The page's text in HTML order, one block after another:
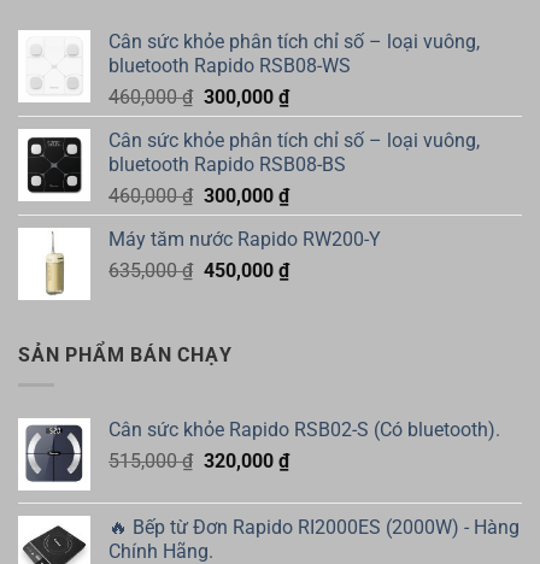
Cân sức khỏe phân tích chỉ số – loại vuông,
bluetooth Rapido RSB08-WS
460,000₫ Giá
gốc
là:
460,000 ₫.
300,000 ₫Giá
hiện
tại
là:
300,000 ₫.
Cân sức khỏe phân tích chỉ số – loại vuông,
bluetooth Rapido RSB08-BS
460,000₫ Giá
gốc
là:
460,000 ₫.
300,000 ₫Giá
hiện
tại
là:
Máy tăm nước Rapido RW200-Y
635,000₫ Giá
635,000 ₫.
450,000 ₫Giá
SẢN PHẨM BÁN CHẠY
Cân sức khỏe Rapido RSB02-S (Có bluetooth).
515,000₫ Giá
là:
515,000 ₫.
320,000 ₫Giá
tại
là:
🔥 Bếp từ Đơn Rapido RI2000ES (2000W) - Hàng
Chính Hãng.